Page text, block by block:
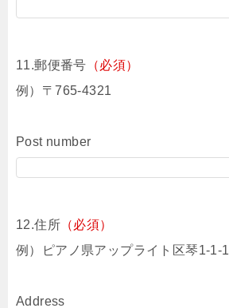
11.郵便番号 （必須）
例）〒765-4321
Post number
12.住所 （必須）
例）ピアノ県アップライト区琴1-1-1
Address